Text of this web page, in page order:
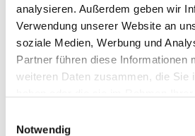
analysieren. Außerdem geben wir
Verwendung unserer Website an
soziale Medien, Werbung und
Partner führen diese Informationen
weiteren Daten zusammen, die Sie
Notwendig
Produktnummer:170224
Beschreibung
Fixieru…
Mehr